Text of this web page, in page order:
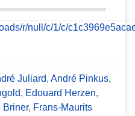
Juliard, André Pinkus,
, Edouard Herzen,
Briner, Frans-Maurits